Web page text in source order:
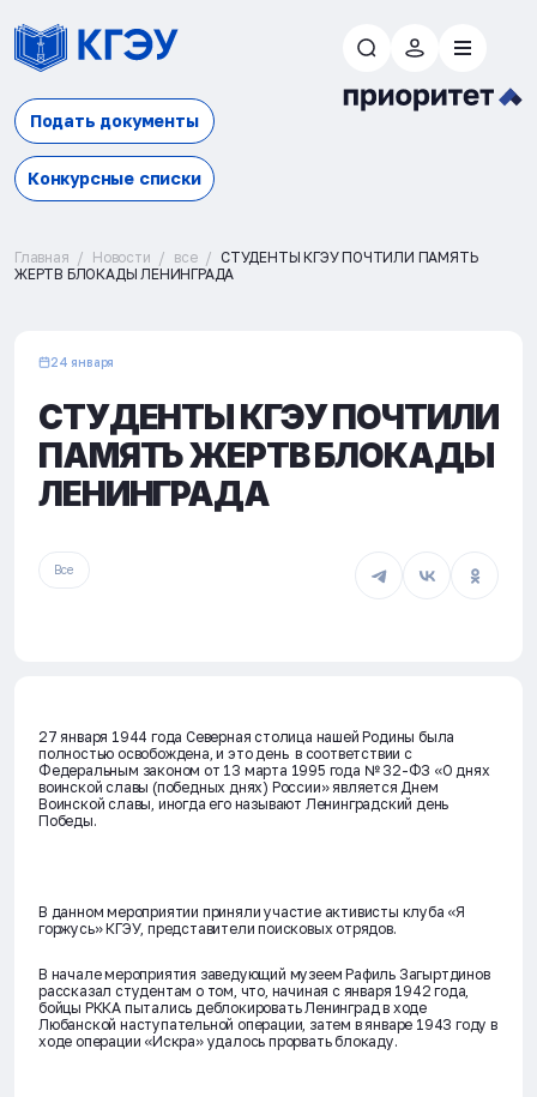
Подать документы
Конкурсные списки
Главная Новости все
СТУДЕНТЫ КГЭУ ПОЧТИЛИ ПАМЯТЬ
ЖЕРТВ БЛОКАДЫ ЛЕНИНГРАДА
24 января
СТУДЕНТЫ КГЭУ ПОЧТИЛИ
ПАМЯТЬ ЖЕРТВ БЛОКАДЫ
ЛЕНИНГРАДА
Все
27 января 1944 года Северная столица нашей Родины была
полностью освобождена, и это день в соответствии с
Федеральным законом от 13 марта 1995 года № 32-ФЗ «О днях
воинской славы (победных днях) России» является Днем
Воинской славы, иногда его называют Ленинградский день
Победы.
В данном мероприятии приняли участие активисты клуба «Я
горжусь» КГЭУ, представители поисковых отрядов.
В начале мероприятия заведующий музеем Рафиль Загыртдинов
рассказал студентам о том, что, начиная с января 1942 года,
бойцы РККА пытались деблокировать Ленинград в ходе
Любанской наступательной операции, затем в январе 1943 году в
ходе операции «Искра» удалось прорвать блокаду.